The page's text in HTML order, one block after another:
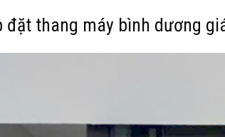
đặt thang máy bình dương